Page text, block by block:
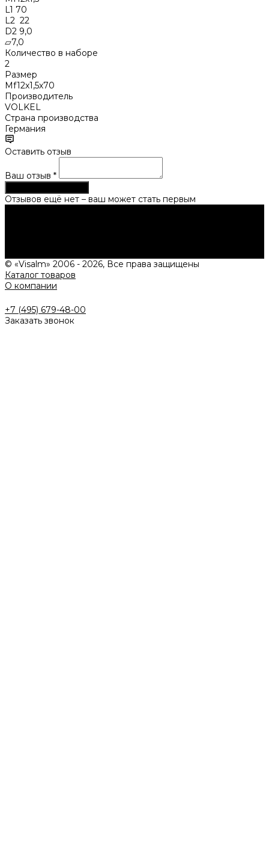
L1 70
L2 22
D2 9,0
▱7,0
Количество в наборе
2
Размер
Mf12x1,5х70
Производитель
VOLKEL
Страна производства
Германия
Оставить отзыв
Ваш отзыв *
Отзывов ещё нет – ваш может стать первым
© «Visalm» 2006 - 2026, Все права защищены
Каталог товаров
О компании
+7 (495) 679-48-00
Заказать звонок